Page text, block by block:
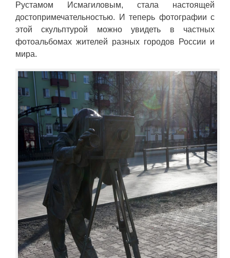
Рустамом Исмагиловым, стала настоящей
достопримечательностью. И теперь фотографии с
этой скульптурой можно увидеть в частных
фотоальбомах жителей разных городов России и
мира.